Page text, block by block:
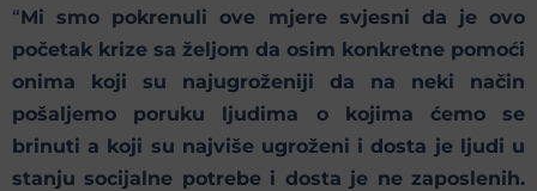
“Mi smo pokrenuli ove mjere svjesni da je ovo
početak krize sa željom da osim konkretne pomoći
onima koji su najugroženiji da na neki način
pošaljemo poruku ljudima o kojima ćemo se
brinuti a koji su najviše ugroženi i dosta je ljudi u
stanju socijalne potrebe i dosta je ne zaposlenih.